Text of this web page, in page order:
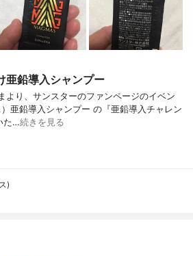
亜鉛導入シャンプー
より、サンスターのファンページのイベン
亜鉛導入シャンプー の『亜鉛導入チャレン
た…続きを見る
)